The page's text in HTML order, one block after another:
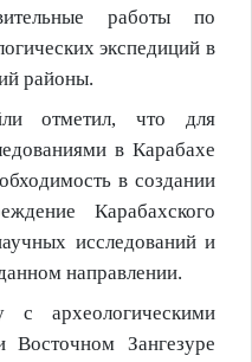
работы по
экспедиций в
районы.
отметил, что для
в Карабахе
в создании
Карабахского
исследований и
направлении.
с археологическими
Восточном Зангезуре